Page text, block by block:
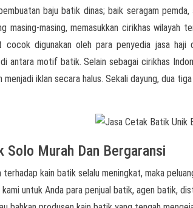
baju batik dinas; baik seragam
masing-masing, memasukkan cirikhas
digunakan oleh para penyedia jasa haji
antara motif batik. Selain sebagai cirikhas
menjadi iklan secara halus. Sekali dayung, dua
Solo Murah Dan Bergaransi
terhadap kain batik selalu meningkat, maka
untuk Anda para penjual batik, agen batik,